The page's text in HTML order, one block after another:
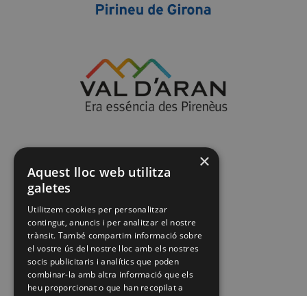
×
Aquest lloc web utilitza
galetes
Utilitzem cookies per personalitzar
contingut, anuncis i per analitzar el nostre
trànsit. També compartim informació sobre
el vostre ús del nostre lloc amb els nostres
socis publicitaris i analítics que poden
combinar-la amb altra informació que els
heu proporcionat o que han recopilat a